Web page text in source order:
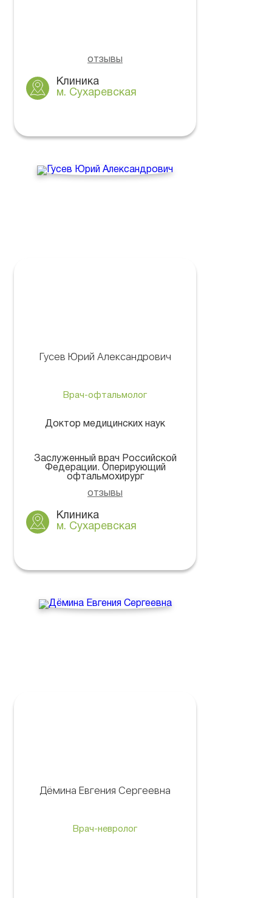
отзывы
Клиника
м. Сухаревская
Гусев Юрий Александрович
Врач-офтальмолог
Доктор медицинских наук
Заслуженный врач Российской
Федерации. Оперирующий
офтальмохирург
отзывы
Клиника
м. Сухаревская
Дёмина Евгения Сергеевна
Врач-невролог